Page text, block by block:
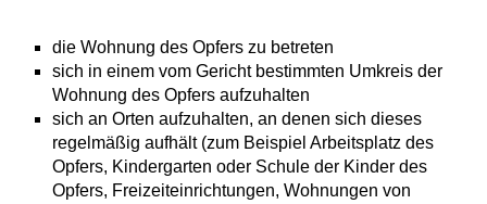
die Wohnung des Opfers zu betreten
sich in einem vom Gericht bestimmten Umkreis der
Wohnung des Opfers aufzuhalten
sich an Orten aufzuhalten, an denen sich dieses
regelmäßig aufhält (zum Beispiel Arbeitsplatz des
Opfers, Kindergarten oder Schule der Kinder des
Opfers, Freizeiteinrichtungen, Wohnungen von